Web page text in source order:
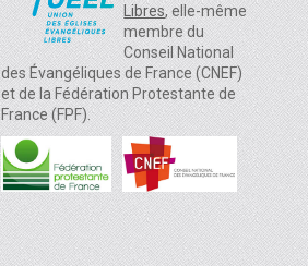
Libres, elle-même
membre du
Conseil National
des Évangéliques de France (CNEF)
et de la Fédération Protestante de
France (FPF).